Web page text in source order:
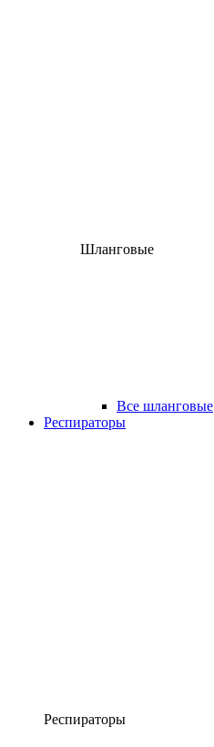
Шланговые
Все шланговые
Респираторы
Респираторы